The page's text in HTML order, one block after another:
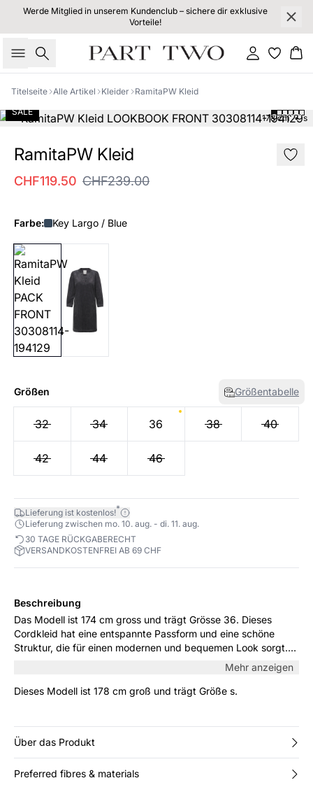
Werde Mitglied in unserem Kundenclub – sichere dir exklusive
Vorteile!
Suche Einloggen
Titelseite Alle Artikel Kleider RamitaPW Kleid
178 cm • s
SALE
RamitaPW Kleid
CHF119.50 CHF239.00
Farbe: Key Largo / Blue
Größen Größentabelle
32 34 36 38 40
42 44 46
Lieferung ist kostenlos!*
Lieferung zwischen mo. 10. aug. - di. 11. aug.
30 TAGE RÜCKGABERECHT
VERSANDKOSTENFREI AB 69 CHF
Beschreibung
Das Modell ist 174 cm gross und trägt Grösse 36. Dieses
Cordkleid hat eine entspannte Passform und eine schöne
Struktur, die für einen modernen und bequemen Look sorgt.
Die leicht gepufften Ärmel und der V-Ausschnitt verleihen ihm
eine feminine Note, während das weiche Material den ganzen
Tag über Komfort bietet. Kombinieren Sie es mit Strumpfhosen
Mehr anzeigen
Dieses Modell ist 178 cm groß und trägt Größe s.
Über das Produkt
Preferred fibres & materials